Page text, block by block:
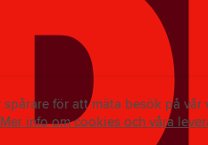
för att mäta besök på
Mer info om cookies och våra